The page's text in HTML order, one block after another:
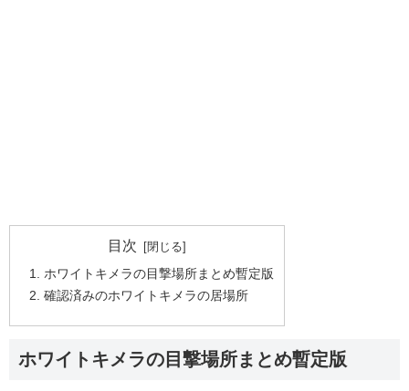
目次
ホワイトキメラの目撃場所まとめ暫定版
確認済みのホワイトキメラの居場所
ホワイトキメラの目撃場所まとめ暫定版